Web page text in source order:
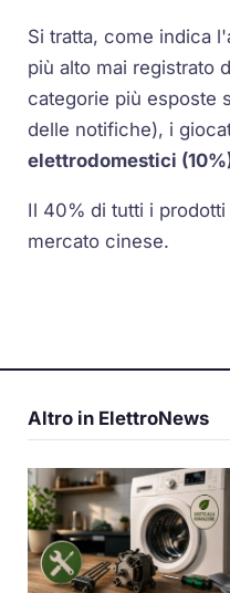
Si tratta, come indica
più alto mai registrato
categorie più esposte
delle notifiche), i
elettrodomestici
Il 40% di tutti i
mercato cinese.
Altro in ElettroNews